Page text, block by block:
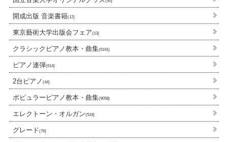
開成出版 音楽書籍(12)
東京藝術大学出版会フェア(13)
クラシックピアノ教本・曲集(5191)
ピアノ連弾(614)
2台ピアノ (44)
ポピュラーピアノ教本・曲集(9058)
エレクトーン・オルガン(519)
グレード(76)